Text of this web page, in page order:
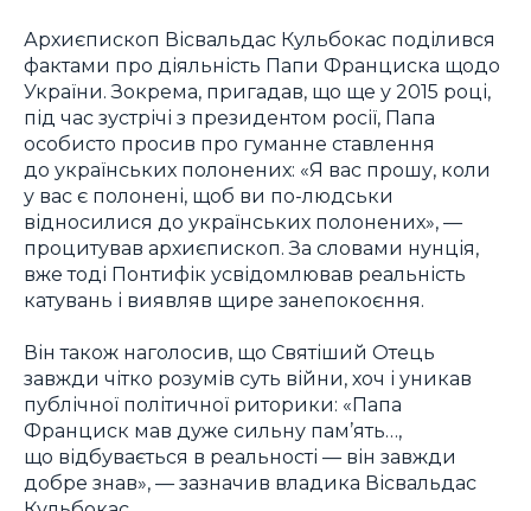
Архиєпископ Вісвальдас Кульбокас поділився
фактами про діяльність Папи Франциска щодо
України. Зокрема, пригадав, що ще у 2015 році,
під час зустрічі з президентом росії, Папа
особисто просив про гуманне ставлення
до українських полонених: «Я вас прошу, коли
у вас є полонені, щоб ви по-людськи
відносилися до українських полонених», —
процитував архиєпископ. За словами нунція,
вже тоді Понтифік усвідомлював реальність
катувань і виявляв щире занепокоєння.
Він також наголосив, що Святіший Отець
завжди чітко розумів суть війни, хоч і уникав
публічної політичної риторики: «Папа
Франциск мав дуже сильну пам’ять…,
що відбувається в реальності — він завжди
добре знав», — зазначив владика Вісвальдас